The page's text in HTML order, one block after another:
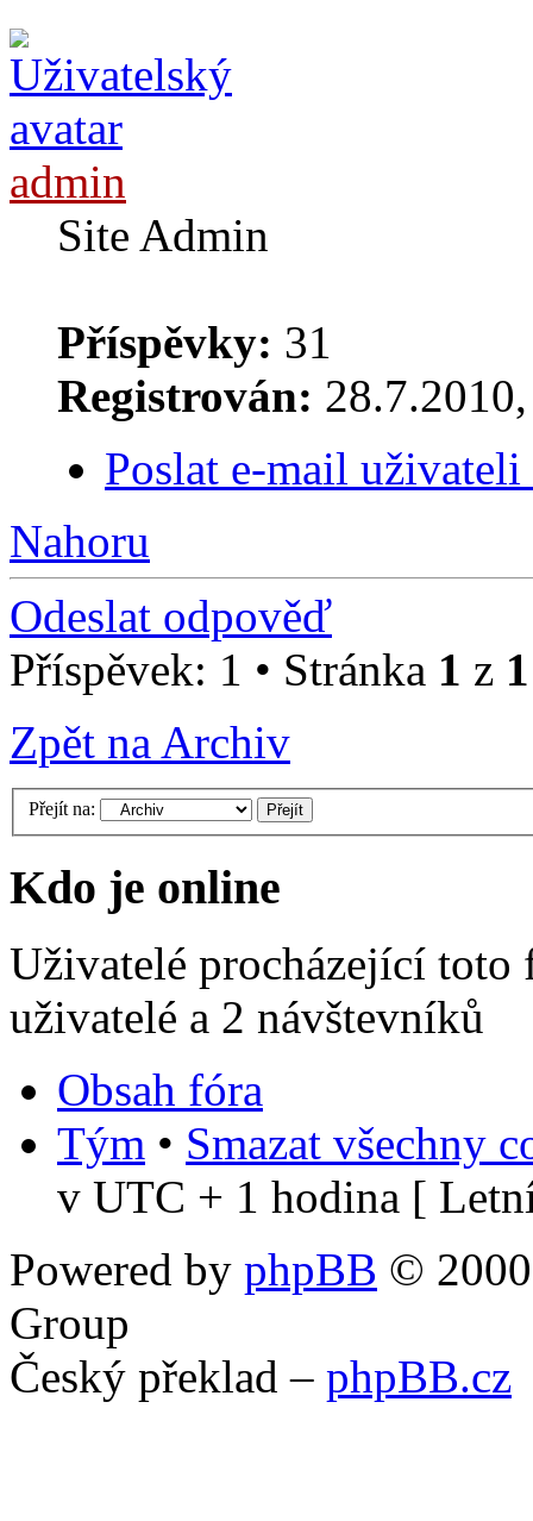
admin
Site Admin
Příspěvky: 31
Registrován:
Poslat e-mail
Nahoru
Odeslat odpověď
Příspěvek: 1 • Stránka 1 z 1
Zpět na Archiv
Přejít na:
Kdo je online
Uživatelé procházející
uživatelé a 2 návštevníků
Obsah fóra
Tým • Smazat všechny
v UTC + 1 hodina [
Powered by phpBB ©
Group
Český překlad – phpBB.cz